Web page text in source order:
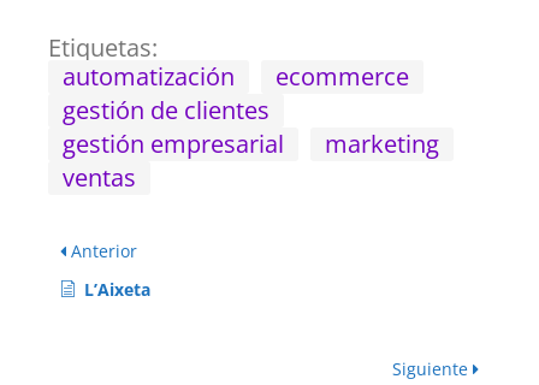
Etiquetas:
automatización
ecommerce
gestión de clientes
gestión empresarial
marketing
ventas
Anterior
L’Aixeta
Siguiente